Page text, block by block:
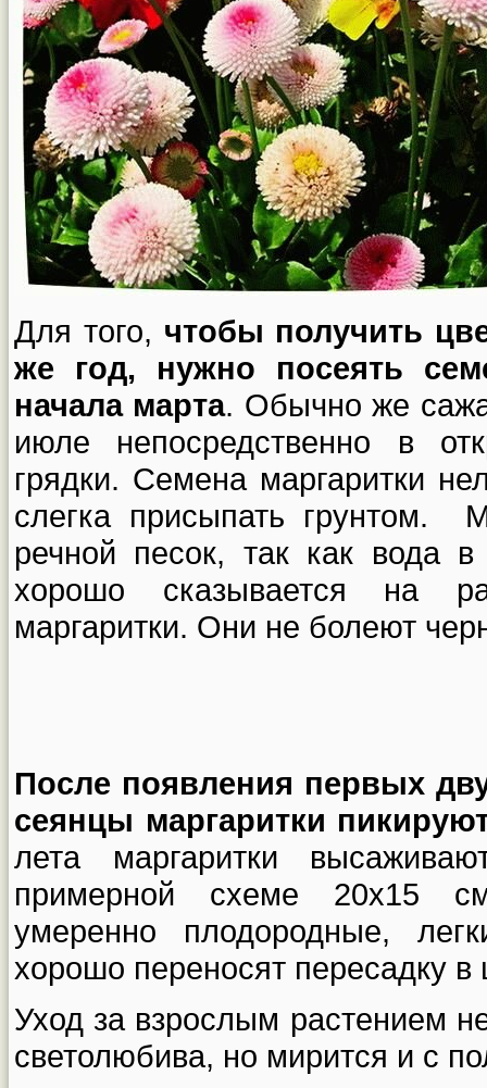
Для того, чтобы получить
же год, нужно посеять
начала марта. Обычно же
июле непосредственно в
грядки. Семена маргаритки
слегка присыпать грунтом.
речной песок, так как вода
хорошо сказывается на
маргаритки. Они не болеют
После появления первых
сеянцы маргаритки
лета маргаритки
примерной схеме 20х15
умеренно плодородные,
хорошо переносят пересадку
Уход за взрослым растением
светолюбива, но мирится и с